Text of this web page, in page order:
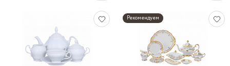
Рекомендуем